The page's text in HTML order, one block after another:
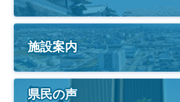
施設案内
県民の声